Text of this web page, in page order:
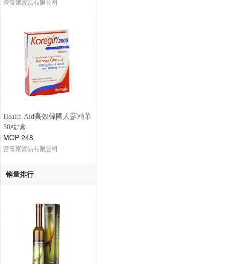
營養家貿易有限公司
Health Aid高效韓國人蔘精華
30粒/盒
MOP 248
營養家貿易有限公司
销量排行